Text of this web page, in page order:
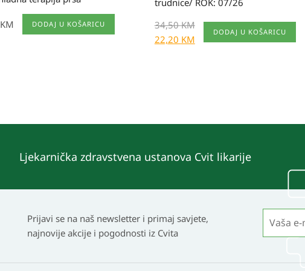
KM DODAJ U KOŠARICU
34,50KM
22,20 KM
DODAJ U KOŠARICU
Ljekarnička zdravstvena ustanova Cvit likarije
Prijavi se na naš newsletter i primaj savjete,
najnovije akcije i pogodnosti iz Cvita